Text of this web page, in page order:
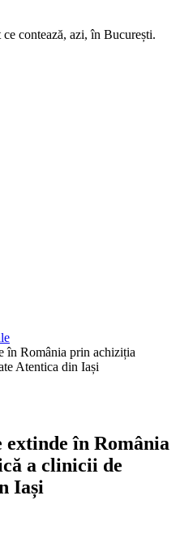
contează, azi, în București.
în România prin achiziția
Atentica din Iași
în România
a clinicii de
Iași